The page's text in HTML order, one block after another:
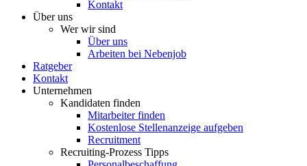
Kontakt
Über uns
Wer wir sind
Über uns
Arbeiten bei Nebenjob
Ratgeber
Kontakt
Unternehmen
Kandidaten finden
Mitarbeiter finden
Kostenlose Stellenanzeige aufgeben
Recruitment
Recruiting-Prozess Tipps